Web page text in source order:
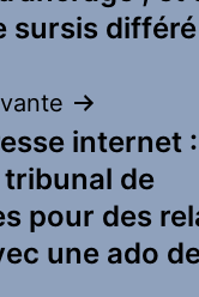
sursis
internet
de
pour des
une ado